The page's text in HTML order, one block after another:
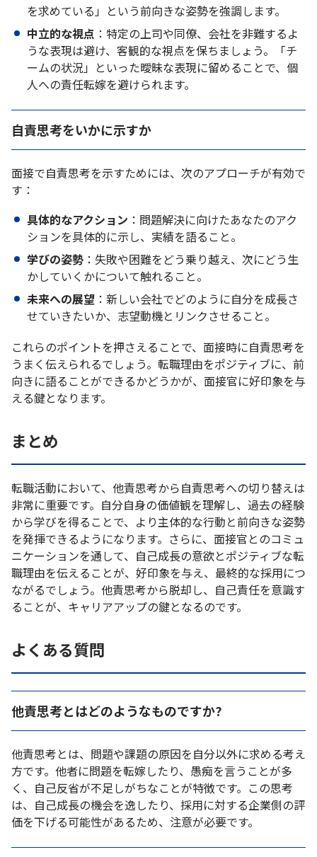
を求めている」という前向きな姿勢を強調します。
中立的な視点 ：特定の上司や同僚、会社を非難するよ
うな表現は避け、客観的な視点を保ちましょう。「チ
ームの状況」といった曖昧な表現に留めることで、個
人への責任転嫁を避けられます。
自責思考をいかに示すか
面接で自責思考を示すためには、次のアプローチが有効で
す：
具体的なアクション ：問題解決に向けたあなたのアク
ションを具体的に示し、実績を語ること。
学びの姿勢 ：失敗や困難をどう乗り越え、次にどう生
かしていくかについて触れること。
未来への展望 ：新しい会社でどのように自分を成長さ
せていきたいか、志望動機とリンクさせること。
これらのポイントを押さえることで、面接時に自責思考を
うまく伝えられるでしょう。転職理由をポジティブに、前
向きに語ることができるかどうかが、面接官に好印象を与
える鍵となります。
まとめ
転職活動において、他責思考から自責思考への切り替えは
非常に重要です。自分自身の価値観を理解し、過去の経験
から学びを得ることで、より主体的な行動と前向きな姿勢
を発揮できるようになります。さらに、面接官とのコミュ
ニケーションを通して、自己成長の意欲とポジティブな転
職理由を伝えることが、好印象を与え、最終的な採用につ
ながるでしょう。他責思考から脱却し、自己責任を意識す
ることが、キャリアアップの鍵となるのです。
よくある質問
他責思考とはどのようなものですか?
他責思考とは、問題や課題の原因を自分以外に求める考え
方です。他者に問題を転嫁したり、愚痴を言うことが多
く、自己反省が不足しがちなことが特徴です。この思考
は、自己成長の機会を逸したり、採用に対する企業側の評
価を下げる可能性があるため、注意が必要です。